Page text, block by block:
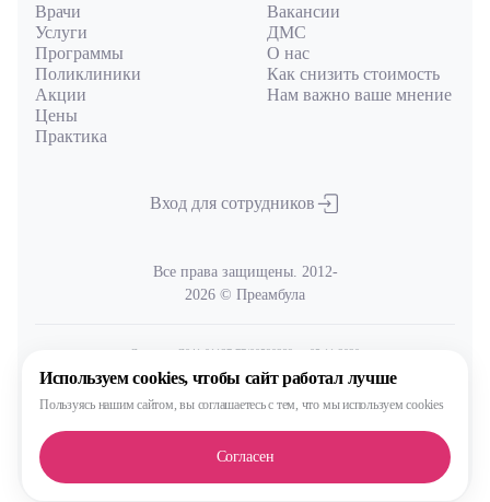
Врачи
Услуги
Программы
Поликлиники
Акции
Цены
Практика
Вакансии
ДМС
О нас
Как снизить стоимость
Нам важно ваше мнение
Вход для сотрудников
Все права защищены. 2012-
2026 © Преамбула
Лицензия Л041-01137-77/00590289 от 05.11.2020
выдана Министерством здравоохранения Московской области
Сделано, конечно, в MAX
Используем cookies, чтобы сайт работал лучше
Пользуясь нашим сайтом,вы соглашаетесь с тем, что мы используем cookies
Согласен